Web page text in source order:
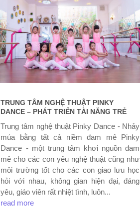
TRUNG TÂM NGHỆ THUẬT PINKY
DANCE – PHÁT TRIỂN TÀI NĂNG TRẺ
Trung tâm nghệ thuật Pinky Dance - Nhảy
múa bằng tất cả niềm đam mê Pinky
Dance - một trung tâm khơi nguồn đam
mê cho các con yêu nghệ thuật cũng như
môi trường tốt cho các con giao lưu học
hỏi với nhau, không gian hiện đại, đáng
yêu, giáo viên rất nhiệt tình, luôn...
read more